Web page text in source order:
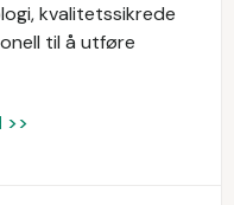
kvalitetssikrede
til å utføre